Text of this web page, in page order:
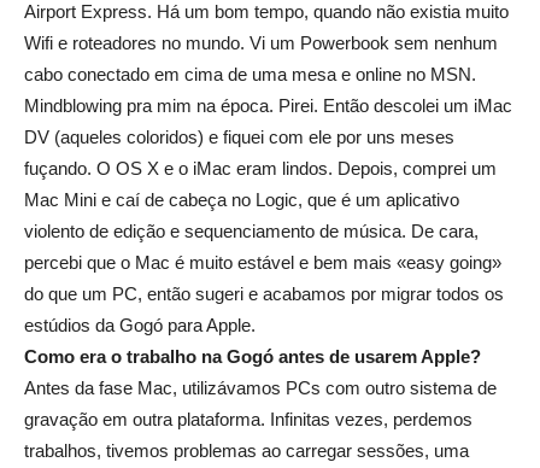
Airport Express. Há um bom tempo, quando não existia muito
Wifi e roteadores no mundo. Vi um Powerbook sem nenhum
cabo conectado em cima de uma mesa e online no MSN.
Mindblowing pra mim na época. Pirei. Então descolei um iMac
DV (aqueles coloridos) e fiquei com ele por uns meses
fuçando. O OS X e o iMac eram lindos. Depois, comprei um
Mac Mini e caí de cabeça no Logic, que é um aplicativo
violento de edição e sequenciamento de música. De cara,
percebi que o Mac é muito estável e bem mais «easy going»
do que um PC, então sugeri e acabamos por migrar todos os
estúdios da Gogó para Apple.
Como era o trabalho na Gogó antes de usarem Apple?
Antes da fase Mac, utilizávamos PCs com outro sistema de
gravação em outra plataforma. Infinitas vezes, perdemos
trabalhos, tivemos problemas ao carregar sessões, uma